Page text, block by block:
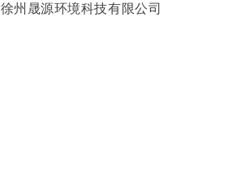
州晟源环境科技有限公司